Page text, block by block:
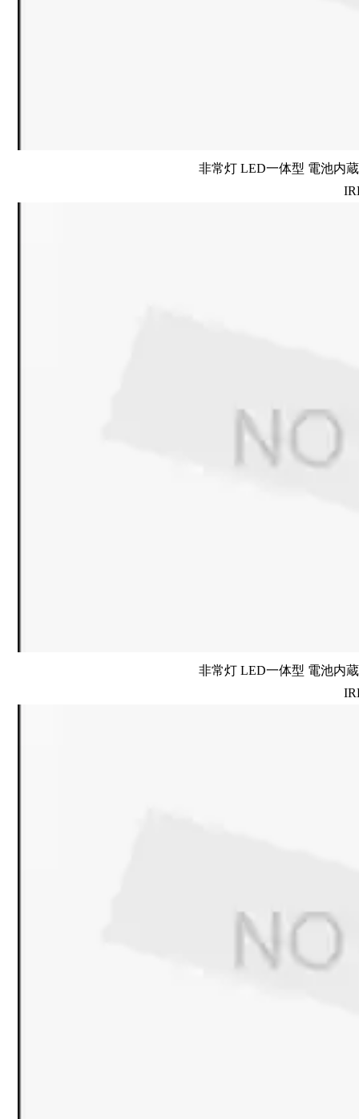
非常灯 LED一体型 電池内
非常灯 LED一体型 電池内